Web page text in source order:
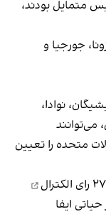
متمایل بودند،
جورجیا و
نوادا،
می‌توانند
ریاست‌جمهوری ۲۰۲۴ ایالات متحده را تعیین
الکترال
ایفا